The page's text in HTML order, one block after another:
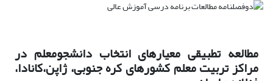
مطالعه تطبیقی معیارهای انتخاب دانشجومعلم در
مراکز تربیت معلم کشورهای کره جنوبی، ژاپن،کانادا،